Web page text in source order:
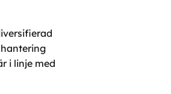
i linje med